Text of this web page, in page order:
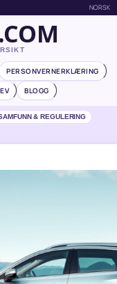
NORSK
PERSONVERNERKLÆRING
BLOGG
& REGULERING